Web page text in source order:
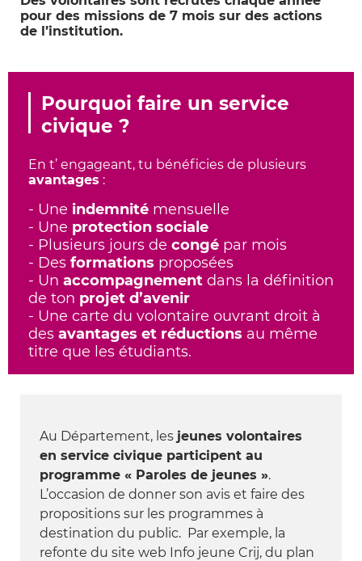
pour des missions de 7 mois sur des actions
de l’institution.
Pourquoi faire un service
civique ?
En t’ engageant, tu bénéficies de plusieurs
avantages :
- Une indemnité mensuelle
- Une protection sociale
- Plusieurs jours de congé par mois
- Des formations proposées
- Un accompagnement dans la définition
de ton projet d’avenir
- Une carte du volontaire ouvrant droit à
des avantages et réductions au même
titre que les étudiants.
Au Département, les jeunes volontaires
en service civique participent au
programme « Paroles de jeunes ».
L’occasion de donner son avis et faire des
propositions sur les programmes à
destination du public. Par exemple, la
refonte du site web Info jeune Crij, du plan